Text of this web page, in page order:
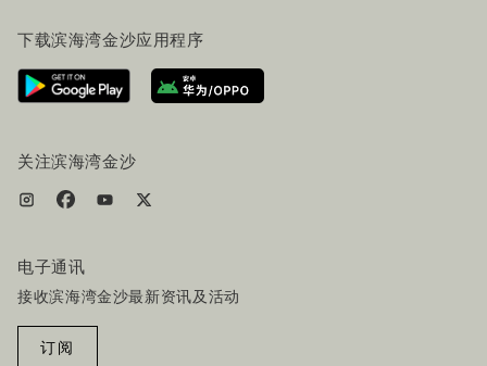
联系我们
行程规划
路线指引
服务设施
下载滨海湾金沙应用程序
关注滨海湾金沙
电子通讯
接收滨海湾金沙最新资讯及活动
订阅